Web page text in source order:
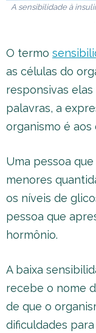
A sensibilidade à
O termo
as células do
responsivas elas
palavras, a
organismo é aos
Uma pessoa
menores
os níveis de
pessoa que
hormônio.
A baixa
recebe o nome
de que o
dificuldades